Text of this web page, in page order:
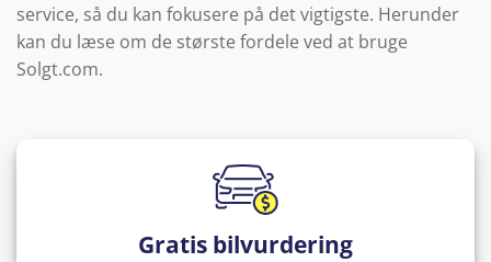
service, så du kan fokusere på det vigtigste. Herunder
kan du læse om de største fordele ved at bruge
Solgt.com.
Gratis bilvurdering